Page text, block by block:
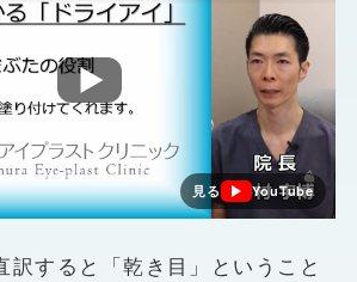
見る YouTube
訳すると「乾き目」ということ